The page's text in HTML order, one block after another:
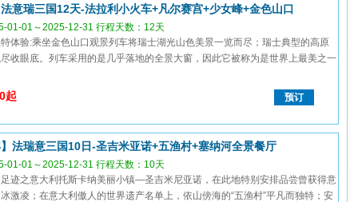
法意瑞三国12天-法拉利小火车+凡尔赛宫+少女峰+金色山口
01-01～2025-12-31 行程天数：12天
体验:乘坐金色山口观景列车将瑞士湖光山色美景一览而尽；瑞士典型的高原
收眼底。列车采用的是几乎落地的全景大窗，因此它被称为是世界上最美之一
预订
起
】法瑞意三国10日-圣吉米亚诺+五渔村+塞纳河全景餐厅
01-01～2025-12-31 行程天数：10天
足迹之意大利托斯卡纳美丽小镇—圣吉米尼亚诺，在此地特别安排品尝曾获得意
激凌；在意大利傲人的世界遗产名单上，依山傍海的“五渔村”平凡而独特；安